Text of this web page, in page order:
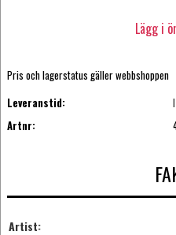
Lägg i
Pris och lagerstatus gäller webbshoppen
Leveranstid:
Artnr:
Artist: